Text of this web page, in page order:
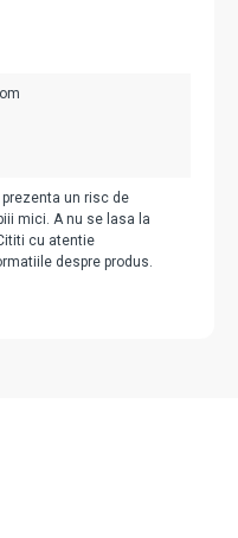
un risc de
mici. A nu se lasa la
cu atentie
despre produs.